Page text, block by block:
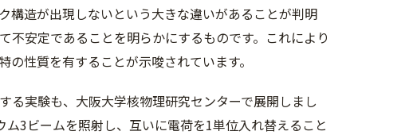
構造が出現しないという大きな違いがあることが判明
安定であることを明らかにするものです。これにより
性質を有することが示唆されています。
る実験も、大阪大学核物理研究センターで展開しまし
3ビームを照射し、互いに電荷を1単位入れ替えること